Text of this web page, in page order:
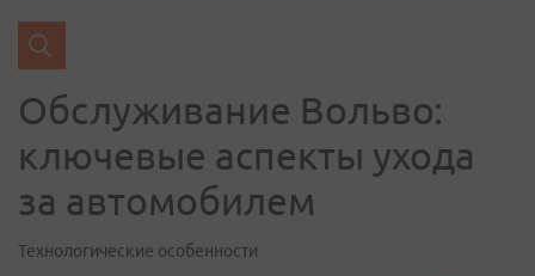
Обслуживание Вольво:
ключевые аспекты ухода
за автомобилем
Технологические особенности